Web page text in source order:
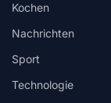
Kochen
Nachrichten
Sport
Technologie